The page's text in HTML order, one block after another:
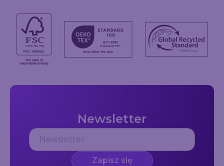
Newsletter
Zapisz się